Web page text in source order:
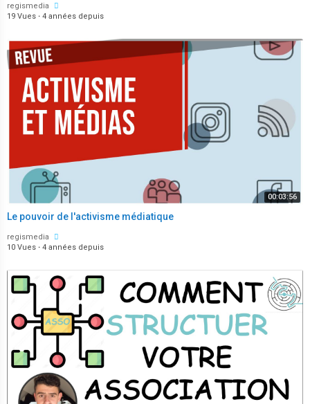
regismedia
19 Vues · 4 années depuis
00:03:56
Le pouvoir de l'activisme médiatique
regismedia
10 Vues · 4 années depuis